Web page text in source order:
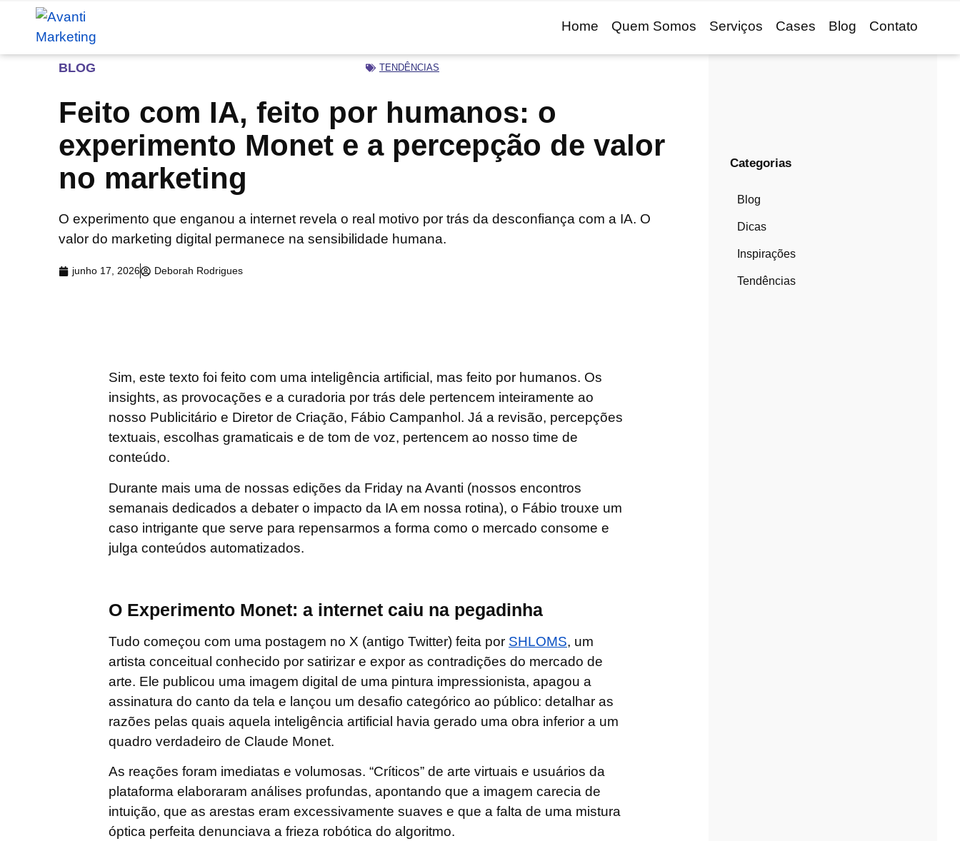
Home Quem Somos Serviços Cases Blog Contato
BLOG TENDÊNCIAS
Feito com IA, feito por humanos: o
experimento Monet e a percepção de valor
no marketing
O experimento que enganou a internet revela o real motivo por trás da desconfiança com a IA. O
valor do marketing digital permanece na sensibilidade humana.
junho 17, 2026 Deborah Rodrigues
Sim, este texto foi feito com uma inteligência artificial, mas feito por humanos. Os
insights, as provocações e a curadoria por trás dele pertencem inteiramente ao
nosso Publicitário e Diretor de Criação, Fábio Campanhol. Já a revisão, percepções
textuais, escolhas gramaticais e de tom de voz, pertencem ao nosso time de
conteúdo.
Durante mais uma de nossas edições da Friday na Avanti (nossos encontros
semanais dedicados a debater o impacto da IA em nossa rotina), o Fábio trouxe um
caso intrigante que serve para repensarmos a forma como o mercado consome e
julga conteúdos automatizados.
O Experimento Monet: a internet caiu na pegadinha
Tudo começou com uma postagem no X (antigo Twitter) feita por SHLOMS, um
artista conceitual conhecido por satirizar e expor as contradições do mercado de
arte. Ele publicou uma imagem digital de uma pintura impressionista, apagou a
assinatura do canto da tela e lançou um desafio categórico ao público: detalhar as
razões pelas quais aquela inteligência artificial havia gerado uma obra inferior a um
quadro verdadeiro de Claude Monet.
As reações foram imediatas e volumosas. “Críticos” de arte virtuais e usuários da
plataforma elaboraram análises profundas, apontando que a imagem carecia de
intuição, que as arestas eram excessivamente suaves e que a falta de uma mistura
óptica perfeita denunciava a frieza robótica do algoritmo.
Categorias
Blog
Dicas
Inspirações
Tendências